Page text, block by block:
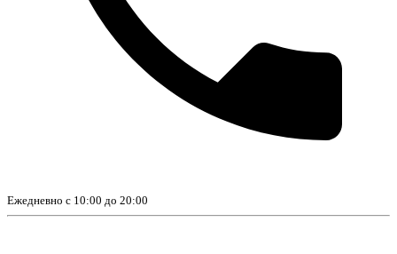
Ежедневно с 10:00 до 20:00